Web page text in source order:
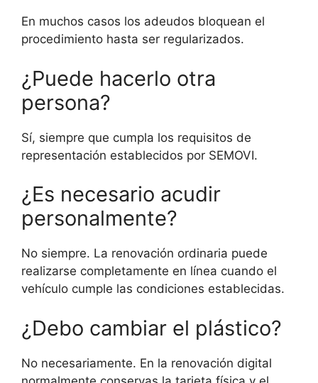
En muchos casos los adeudos bloquean el
procedimiento hasta ser regularizados.
¿Puede hacerlo otra
persona?
Sí, siempre que cumpla los requisitos de
representación establecidos por SEMOVI.
¿Es necesario acudir
personalmente?
No siempre. La renovación ordinaria puede
realizarse completamente en línea cuando el
vehículo cumple las condiciones establecidas.
¿Debo cambiar el plástico?
No necesariamente. En la renovación digital